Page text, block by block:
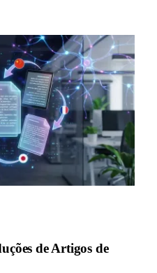
de Artigos de